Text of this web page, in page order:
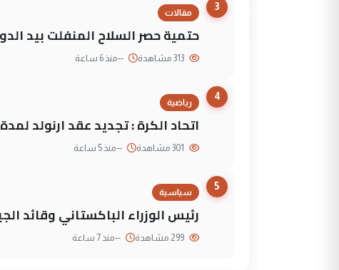
3
مقالات
حتمية حصر السلاح المنفلت بيد
--منذ 6 ساعة
4
رياضية
اتحاد الكرة : تجديد عقد ارنولد
--منذ 5 ساعة
5
سياسية
رئيس الوزراء الباكستاني وقائد
--منذ 7 ساعة